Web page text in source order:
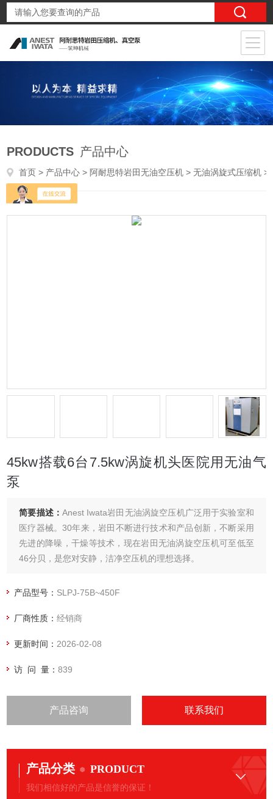
PRODUCTS 产品中心
首页 > 产品中心 > 阿耐思特岩田无油空压机 >无油涡旋式压缩机 > SLPJ-75B~450F45kw搭载6台7.5kw涡旋机头医院用无油气泵
45kw搭载6台7.5kw涡旋机头医院用无油气
泵
简要描述： Anest Iwata岩田无油涡旋空压机广泛用于实验室和
医疗器械。30年来，岩田不断进行技术和产品创新，不断采用
先进的降噪，干燥等技术，现在岩田无油涡旋空压机可至低至
46分贝，是您对安静，洁净空压机的理想选择。
产品型号： SLPJ-75B~450F
厂商性质：经销商
更新时间： 2026-02-08
访 问 量：839
产品咨询 联系我们
产品分类 PRODUCT
我们相信好的产品是信誉的保证！